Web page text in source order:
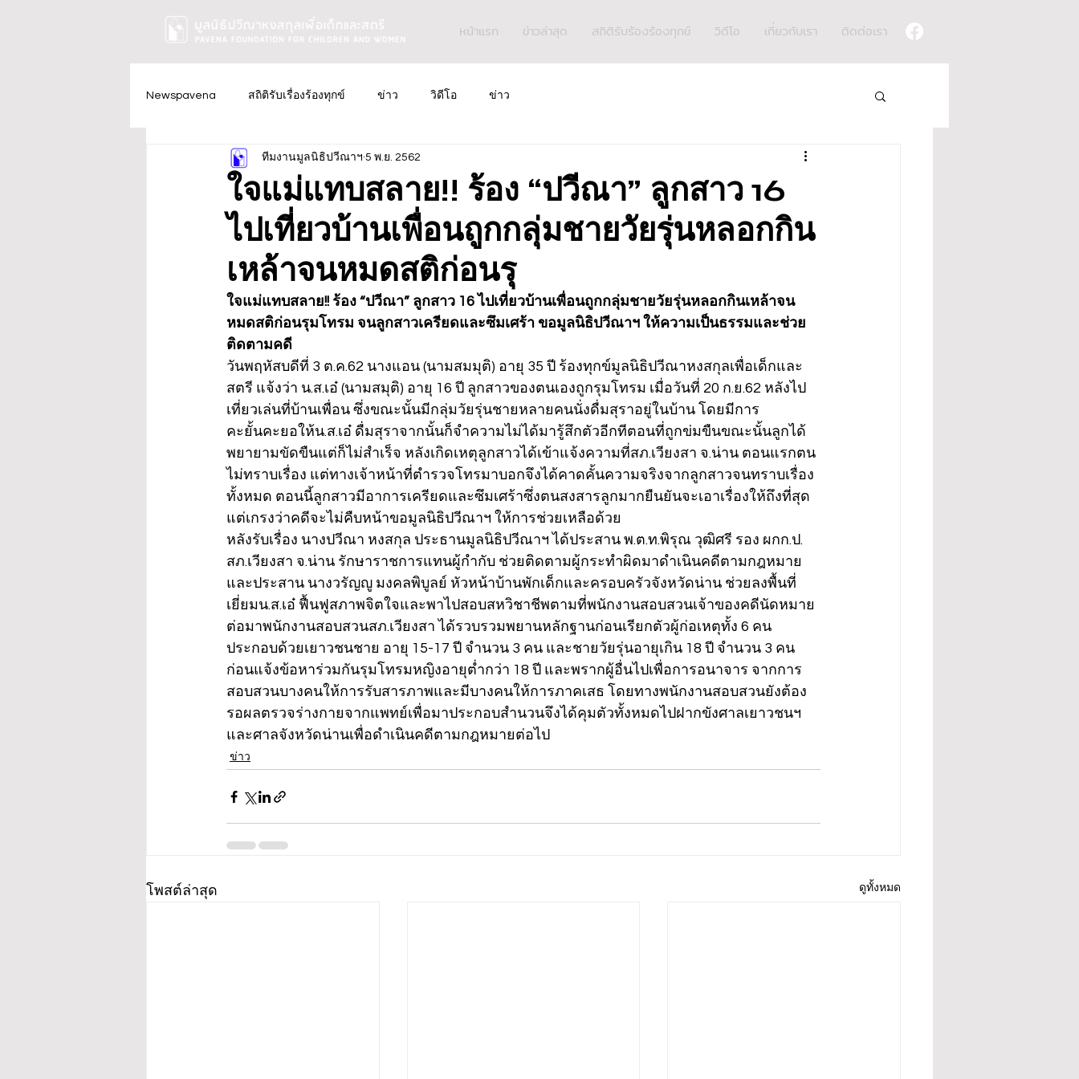
หน้าแรก ข่าวล่าสุด สถิติรับร้องร้องทุกข์ วิดีโอ เกี่ยวกับเรา ติดต่อเรา
Newspavena สถิติรับเรื่องร้องทุกข์ ข่าว วิดีโอ ข่าว
ใจแม่แทบสลาย!! ร้อง “ปวีณา” ลูกสาว 16
ไปเที่ยวบ้านเพื่อนถูกกลุ่มชายวัยรุ่นหลอกกิน
เหล้าจนหมดสติก่อนรุ
ทีมงานมูลนิธิปวีณาฯ 5 พ.ย. 2562
ใจแม่แทบสลาย!! ร้อง “ปวีณา” ลูกสาว 16 ไปเที่ยวบ้านเพื่อนถูกกลุ่มชายวัยรุ่นหลอกกินเหล้าจน
หมดสติก่อนรุมโทรม จนลูกสาวเครียดและซึมเศร้า ขอมูลนิธิปวีณาฯ ให้ความเป็นธรรมและช่วย
ติดตามคดี
วันพฤหัสบดีที่ 3 ต.ค.62 นางแอน (นามสมมุติ) อายุ 35 ปี ร้องทุกข์มูลนิธิปวีณาหงสกุลเพื่อเด็กและ
สตรี แจ้งว่า น.ส.เอ๋ (นามสมุติ) อายุ 16 ปี ลูกสาวของตนเองถูกรุมโทรม เมื่อวันที่ 20 ก.ย.62 หลังไป
เที่ยวเล่นที่บ้านเพื่อน ซึ่งขณะนั้นมีกลุ่มวัยรุ่นชายหลายคนนั่งดื่มสุราอยู่ในบ้าน โดยมีการ
คะยั้นคะยอให้น.ส.เอ๋ ดื่มสุราจากนั้นก็จำความไม่ได้มารู้สึกตัวอีกทีตอนที่ถูกข่มขืนขณะนั้นลูกได้
พยายามขัดขืนแต่ก็ไม่สำเร็จ หลังเกิดเหตุลูกสาวได้เข้าแจ้งความที่สภ.เวียงสา จ.น่าน ตอนแรกตน
ไม่ทราบเรื่อง แต่ทางเจ้าหน้าที่ตำรวจโทรมาบอกจึงได้คาดคั้นความจริงจากลูกสาวจนทราบเรื่อง
ทั้งหมด ตอนนี้ลูกสาวมีอาการเครียดและซึมเศร้าซึ่งตนสงสารลูกมากยืนยันจะเอาเรื่องให้ถึงที่สุด
แต่เกรงว่าคดีจะไม่คืบหน้าขอมูลนิธิปวีณาฯ ให้การช่วยเหลือด้วย
หลังรับเรื่อง นางปวีณา หงสกุล ประธานมูลนิธิปวีณาฯ ได้ประสาน พ.ต.ท.พิรุณ วุฒิศรี รอง ผกก.ป.
สภ.เวียงสา จ.น่าน รักษาราชการแทนผู้กำกับ ช่วยติดตามผู้กระทำผิดมาดำเนินคดีตามกฎหมาย
และประสาน นางวรัญญู มงคลพิบูลย์ หัวหน้าบ้านพักเด็กและครอบครัวจังหวัดน่าน ช่วยลงพื้นที่
เยี่ยมน.ส.เอ๋ ฟื้นฟูสภาพจิตใจและพาไปสอบสหวิชาชีพตามที่พนักงานสอบสวนเจ้าของคดีนัดหมาย
ต่อมาพนักงานสอบสวนสภ.เวียงสา ได้รวบรวมพยานหลักฐานก่อนเรียกตัวผู้ก่อเหตุทั้ง 6 คน
ประกอบด้วยเยาวชนชาย อายุ 15-17 ปี จำนวน 3 คน และชายวัยรุ่นอายุเกิน 18 ปี จำนวน 3 คน
ก่อนแจ้งข้อหาร่วมกันรุมโทรมหญิงอายุต่ำกว่า 18 ปี และพรากผู้อื่นไปเพื่อการอนาจาร จากการ
สอบสวนบางคนให้การรับสารภาพและมีบางคนให้การภาคเสธ โดยทางพนักงานสอบสวนยังต้อง
รอผลตรวจร่างกายจากแพทย์เพื่อมาประกอบสำนวนจึงได้คุมตัวทั้งหมดไปฝากขังศาลเยาวชนฯ
และศาลจังหวัดน่านเพื่อดำเนินคดีตามกฎหมายต่อไป
ข่าว
โพสต์ล่าสุด ดูทั้งหมด